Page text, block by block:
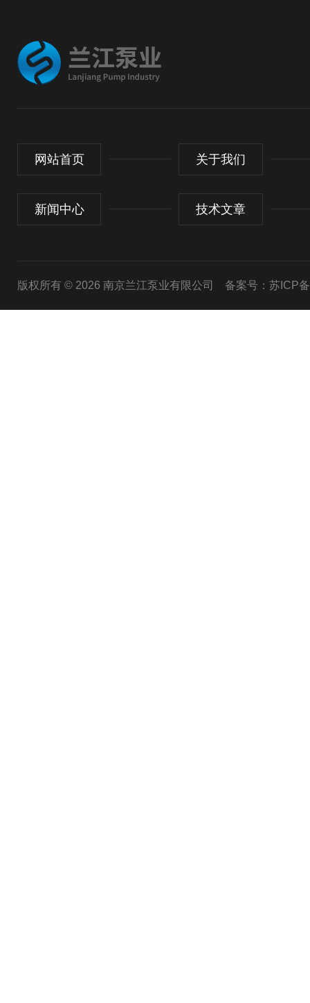
网站首页 关于我们
新闻中心 技术文章
版权所有 © 2026 南京兰江泵业有限公司 备案号：苏ICP